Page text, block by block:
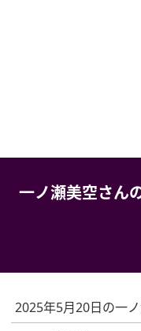
一ノ瀬美空さん
2025年5月20日の一